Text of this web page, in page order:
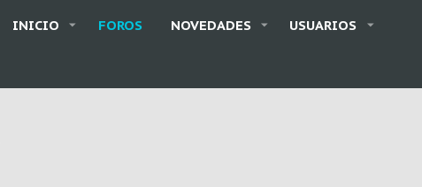
INICIO FOROS NOVEDADES USUARIOS